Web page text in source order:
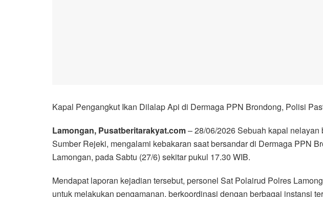
Kapal Pengangkut Ikan Dilalap Api di Dermaga PPN Brondong, Polisi
Lamongan, Pusatberitarakyat.com– 28/06/2026 Sebuah kapal nelayan
Sumber Rejeki, mengalami kebakaran saat bersandar di Dermaga PPN
Lamongan, pada Sabtu (27/6) sekitar pukul 17.30 WIB.
Mendapat laporan kejadian tersebut, personel Sat Polairud Polres
untuk melakukan pengamanan, berkoordinasi dengan berbagai instansi